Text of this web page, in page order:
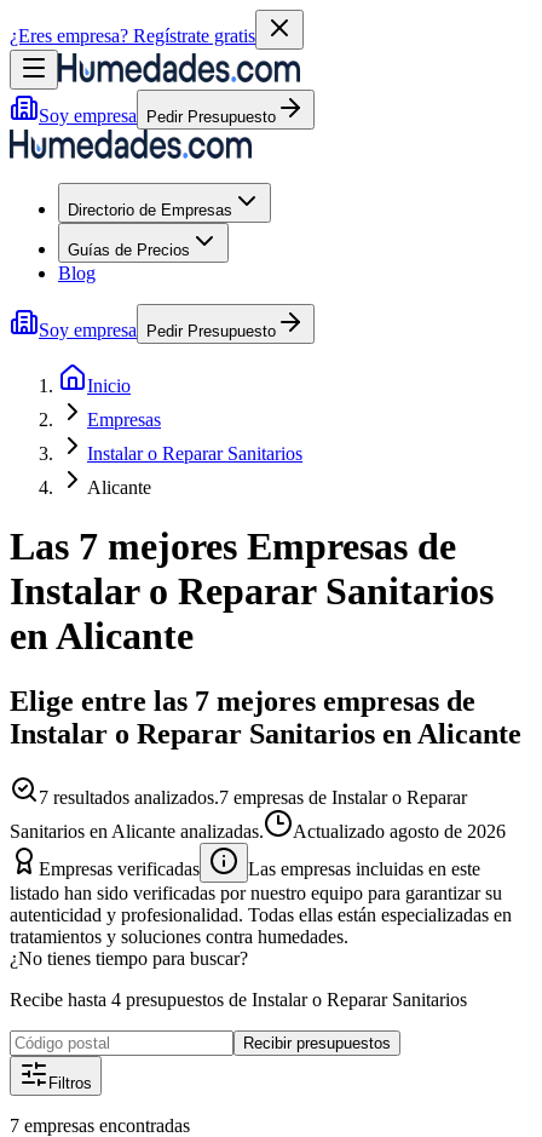
¿Eres empresa? Regístrate gratis
Soy empresa Pedir Presupuesto
Directorio de Empresas
Guías de Precios
Blog
Soy empresa Pedir Presupuesto
Inicio
Empresas
Instalar o Reparar Sanitarios
Alicante
Las 7 mejores Empresas de
Instalar o Reparar Sanitarios
enAlicante
Elige entre las 7 mejores empresas de
Instalar o Reparar Sanitarios en Alicante
7 resultados analizados.7 empresas de Instalar o Reparar
Sanitarios en Alicante analizadas.
Actualizado agosto de 2026
Empresas verificadas
Las empresas incluidas en este
listado han sido verificadas por nuestro equipo para garantizar su
autenticidad y profesionalidad. Todas ellas están especializadas en
tratamientos y soluciones contra humedades.
¿No tienes tiempo para buscar?
Recibe hasta 4 presupuestos de Instalar o Reparar Sanitarios
Recibir presupuestos
Filtros
7 empresas encontradas